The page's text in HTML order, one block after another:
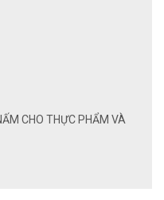
CHO THỰC PHẨM VÀ